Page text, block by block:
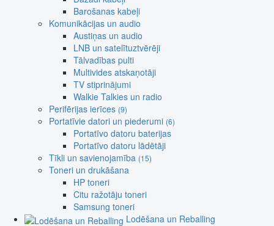
Barošanas kabeļi
Komunikācijas un audio
Austiņas un audio
LNB un satelītuztvērēji
Tālvadības pulti
Multivides atskaņotāji
TV stiprinājumi
Walkie Talkies un radio
Perifērijas ierīces (9)
Portatīvie datori un piederumi (6)
Portatīvo datoru baterijas
Portatīvo datoru lādētāji
Tīkli un savienojamība (15)
Toneri un drukāšana
HP toneri
Citu ražotāju toneri
Samsung toneri
Lodēšana un Reballing